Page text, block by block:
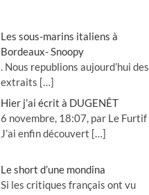
Les sous-marins italiens à
Bordeaux- Snoopy
. Nous republions aujourd’hui des
extraits […]
Hier j’ai écrit à DUGENÊT
6 novembre, 18:07, par Le Furtif
J’ai enfin découvert […]
Le short d’une mondina
Si les critiques français ont vu